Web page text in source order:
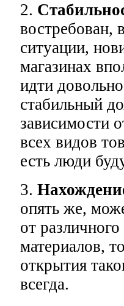
2.
востребован,
ситуации,
магазинах
идти
стабильный
зависимости
всех видов
есть люди
3.
опять же,
от
материалов,
открытия
всегда.